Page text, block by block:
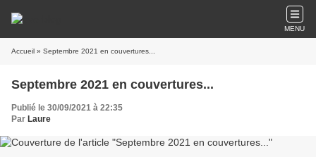
MENU
Accueil » Septembre 2021 en couvertures...
Septembre 2021 en couvertures...
Publié le 30/09/2021 à 22:35
Par Laure